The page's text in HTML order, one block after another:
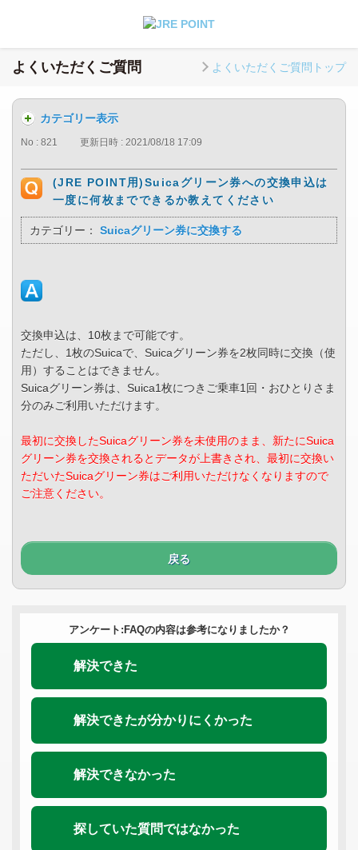
よくいただくご質問 よくいただくご質問トップ
カテゴリー表示
No : 821 更新日時 : 2021/08/18 17:09
(JRE POINT用)Suicaグリーン券への交換申込は
一度に何枚までできるか教えてください
カテゴリー： Suicaグリーン券に交換する
交換申込は、10枚まで可能です。
ただし、1枚のSuicaで、Suicaグリーン券を2枚同時に交換（使
用）することはできません。
Suicaグリーン券は、Suica1枚につきご乗車1回・おひとりさま
分のみご利用いただけます。
最初に交換したSuicaグリーン券を未使用のまま、新たにSuica
グリーン券を交換されるとデータが上書きされ、最初に交換い
ただいたSuicaグリーン券はご利用いただけなくなりますので
ご注意ください。
戻る
アンケート:FAQの内容は参考になりましたか？
解決できた
解決できたが分かりにくかった
解決できなかった
探していた質問ではなかった